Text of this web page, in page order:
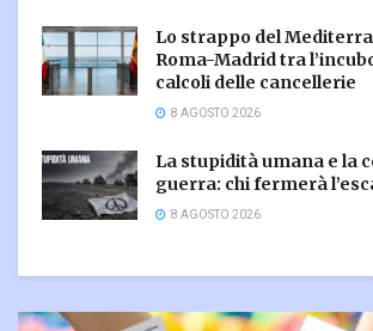
Lo strappo del
Roma-Madrid tra
calcoli delle cancellerie
8 AGOSTO 2026
La stupidità umana e la
guerra: chi fermerà
8 AGOSTO 2026